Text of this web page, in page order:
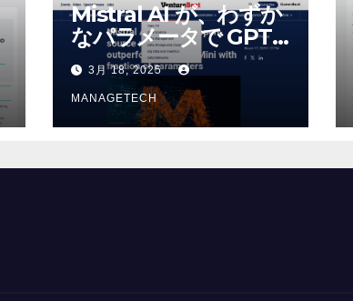
Mistral AI が、わずか
なパラメータで GPT-
4o Mini を上回る新し
いオープンソース モ
デルをリリース |
VentureBeat
3月 18, 2025
MANAGETECH